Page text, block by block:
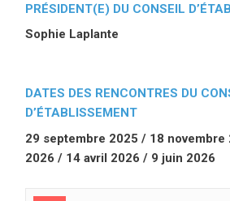
PRÉSIDENT(E) DU CONSEIL
Sophie Laplante
DATES DES RENCONTRES DU
D’ÉTABLISSEMENT
29 septembre 2025 / 18
2026 / 14 avril 2026 / 9 juin 2026